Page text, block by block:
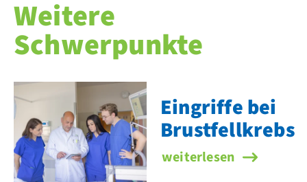
Weitere
Schwerpunkte
Eingriffe bei
Brustfellkrebs
Eingriffe bei
weiterlesen